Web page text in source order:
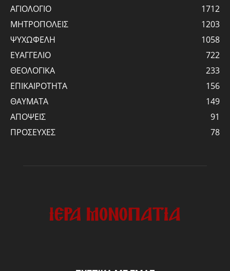
ΑΓΙΟΛΟΓΙΟ
1712
ΜΗΤΡΟΠΟΛΕΙΣ
1203
ΨΥΧΩΦΕΛΗ
1058
ΕΥΑΓΓΕΛΙΟ
722
ΘΕΟΛΟΓΙΚΑ
233
ΕΠΙΚΑΙΡΟΤΗΤΑ
156
ΘΑΥΜΑΤΑ
149
ΑΠΟΨΕΙΣ
91
ΠΡΟΣΕΥΧΕΣ
78